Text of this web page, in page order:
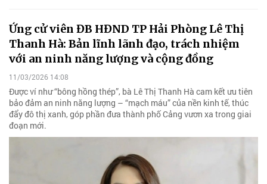
Ứng cử viên ĐB HĐND TP Hải Phòng Lê Thị
Thanh Hà: Bản lĩnh lãnh đạo, trách nhiệm
với an ninh năng lượng và cộng đồng
11/03/2026 14:08
Được ví như “bông hồng thép”, bà Lê Thị Thanh Hà cam kết ưu tiên
bảo đảm an ninh năng lượng – “mạch máu” của nền kinh tế, thúc
đẩy đô thị xanh, góp phần đưa thành phố Cảng vươn xa trong giai
đoạn mới.